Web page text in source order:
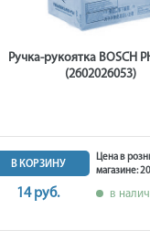
Ручка-рукоятка BOSCH
(2602026053)
В КОРЗИНУ
14 руб.
Цена в
магазине:
в